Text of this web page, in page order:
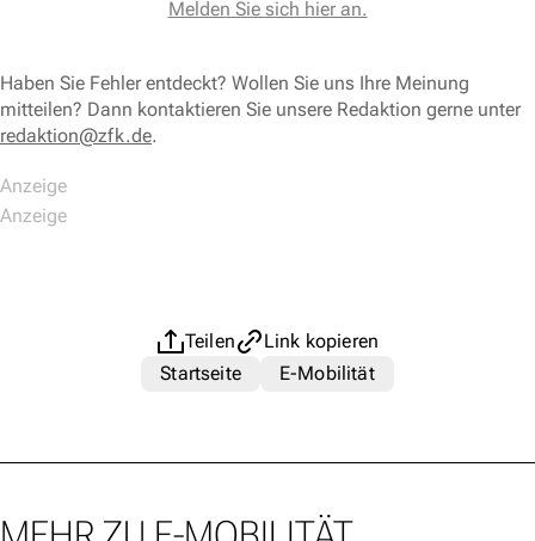
Melden Sie sich hier an.
Haben Sie Fehler entdeckt? Wollen Sie uns Ihre Meinung
mitteilen? Dann kontaktieren Sie unsere Redaktion gerne unter
redaktion@zfk.de.
Teilen
Link kopieren
Startseite
E-Mobilität